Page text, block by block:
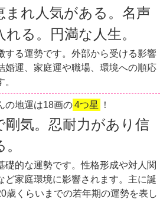
まれ人気がある。名声
れる。円満な人生。
する運勢です。外部から受ける影響
婚運、家庭運や職場、環境への順応
の地運は18画の4つ星 ！
剛気。忍耐力があり信
礎的な運勢です。性格形成や対人関
ど家庭環境に影響されます。主に誕
歳くらいまでの若年期の運勢を表し